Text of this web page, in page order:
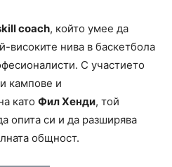
coach, който умее да
високите нива в баскетбола
С участието
кампове и
като Фил Хенди, той
опита си и да разширява
общност.